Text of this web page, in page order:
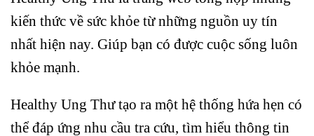
kiến thức về sức khỏe từ những nguồn uy tín
nhất hiện nay. Giúp bạn có được cuộc sống luôn
khỏe mạnh.
Healthy Ung Thư tạo ra một hệ thống hứa hẹn có
thể đáp ứng nhu cầu tra cứu, tìm hiểu thông tin